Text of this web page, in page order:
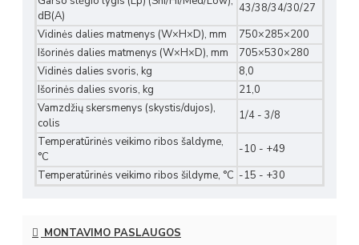
dB(A)
43/38/34/30/27
Vidinės dalies matmenys (W×H×D), mm
750×285×200
Išorinės dalies matmenys (W×H×D), mm
705×530×280
Vidinės dalies svoris, kg
8,0
Išorinės dalies svoris, kg
21,0
Vamzdžių skersmenys (skystis/dujos),
colis
1/4 - 3/8
Temperatūrinės veikimo ribos šaldyme,
°C
-10 - +49
Temperatūrinės veikimo ribos šildyme, °C -15 - +30
MONTAVIMO PASLAUGOS